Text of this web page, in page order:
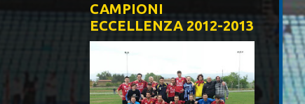
CAMPIONI
ECCELLENZA 2012-2013